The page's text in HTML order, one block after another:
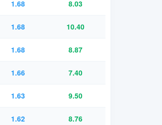
1.68 8.03
1.68 10.40
1.68 8.87
1.66 7.40
1.63 9.50
1.62 8.76